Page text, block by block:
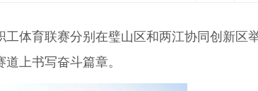
体育联赛分别在璧山区和两江协同创新区
上书写奋斗篇章。